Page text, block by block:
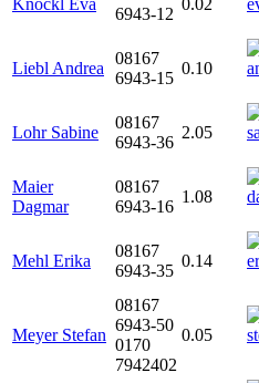
Knöckl Eva
6943-12
0.02
Liebl Andrea
08167
6943-15
0.10
Lohr Sabine
08167
6943-36
2.05
Maier
Dagmar
08167
6943-16
1.08
Mehl Erika
08167
6943-35
0.14
Meyer Stefan
08167
6943-50
0170
7942402
0.05